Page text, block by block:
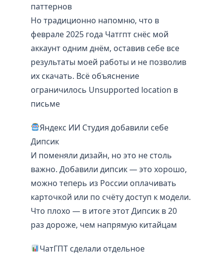
паттернов
Но традиционно напомню, что в
феврале 2025 года Чатгпт снёс мой
аккаунт одним днём, оставив себе все
результаты моей работы и не позволив
их скачать. Всё объяснение
ограничилось Unsupported location в
письме
Яндекс ИИ Студия добавили себе
Дипсик
И поменяли дизайн, но это не столь
важно. Добавили дипсик — это хорошо,
можно теперь из России оплачивать
карточкой или по счёту доступ к модели.
Что плохо — в итоге этот Дипсик в 20
раз дороже, чем напрямую китайцам
ЧатГПТ сделали отдельное